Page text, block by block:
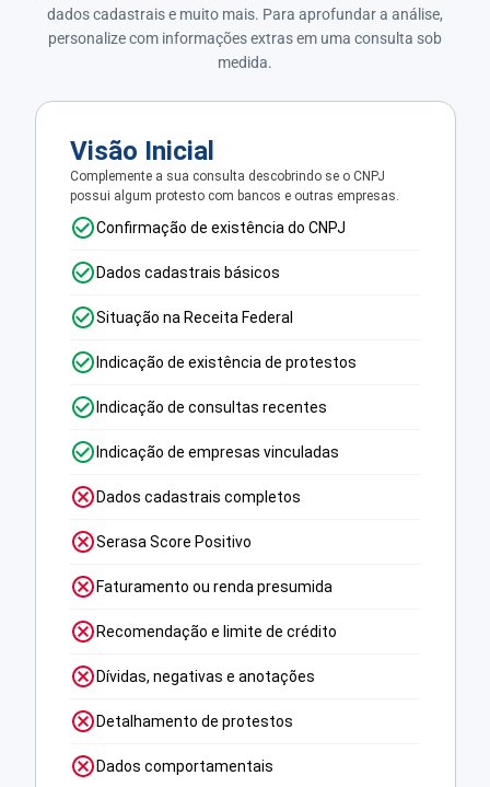
dados cadastrais e muito mais. Para aprofundar a análise,
personalize com informações extras em uma consulta sob
medida.
Visão Inicial
Complemente a sua consulta descobrindo se o CNPJ
possui algum protesto com bancos e outras empresas.
Confirmação de existência do CNPJ
Dados cadastrais básicos
Situação na Receita Federal
Indicação de existência de protestos
Indicação de consultas recentes
Indicação de empresas vinculadas
Dados cadastrais completos
Serasa Score Positivo
Faturamento ou renda presumida
Recomendação e limite de crédito
Dívidas, negativas e anotações
Detalhamento de protestos
Dados comportamentais